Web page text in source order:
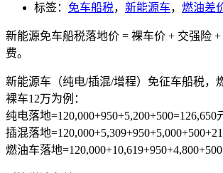
标签： 免车船税， 新能源车， 燃油差
新能源免车船税落地价 = 裸车价 + 交强险
费。
新能源车（纯电/插混/增程）免征车船税，
裸车12万为例：
纯电落地=120,000+950+5,200+500=126,650
插混落地
燃油车落地